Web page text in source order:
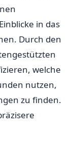
in das
Durch den
welche
nutzen,
zu finden.